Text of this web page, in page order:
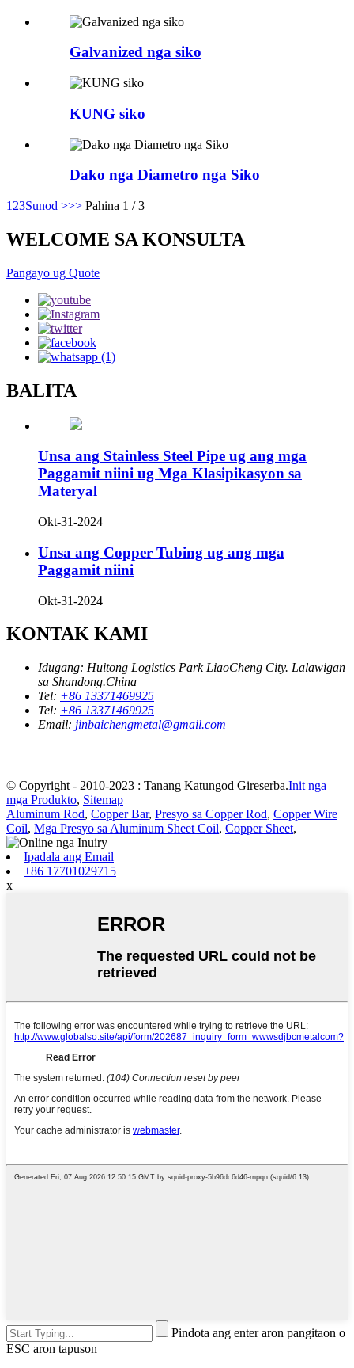
Galvanized nga siko
KUNG siko
Dako nga Diametro nga Siko
1 23Sunod >>> Pahina 1 / 3
WELCOME SA KONSULTA
Pangayo ug Quote
BALITA
Unsa ang Stainless Steel Pipe ug ang mga
Paggamit niini ug Mga Klasipikasyon sa
Materyal
Okt-31-2024
Unsa ang Copper Tubing ug ang mga
Paggamit niini
Okt-31-2024
KONTAK KAMI
Idugang: Huitong Logistics Park LiaoCheng City. Lalawigan
sa Shandong.China
Tel: +86 13371469925
Tel: +86 13371469925
Email: jinbaichengmetal@gmail.com
© Copyright - 2010-2023 : Tanang Katungod Gireserba.Init nga
mga Produkto, Sitemap
Aluminum Rod, Copper Bar, Presyo sa Copper Rod, Copper Wire
Coil, Mga Presyo sa Aluminum Sheet Coil, Copper Sheet,
Ipadala ang Email
+86 17701029715
x
Pindota ang enter aron pangitaon o
ESC aron tapuson